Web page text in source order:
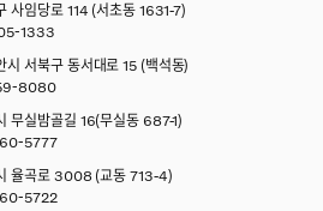
사임당로 114 (서초동 1631-7)
1333
시 서북구 동서대로 15 (백석동)
8080
무실밤골길 16(무실동 687-1)
5777
율곡로 3008 (교동 713-4)
5722